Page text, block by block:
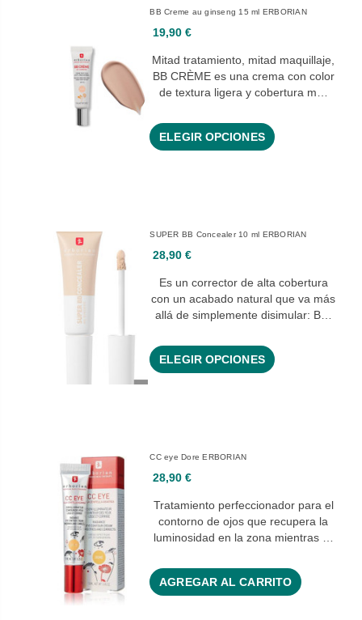
BB Creme au ginseng 15 ml ERBORIAN
19,90 €
Mitad tratamiento, mitad maquillaje,
BB CRÈME es una crema con color
de textura ligera y cobertura m…
ELEGIR OPCIONES
SUPER BB Concealer 10 ml ERBORIAN
28,90 €
Es un corrector de alta cobertura
con un acabado natural que va más
allá de simplemente disimular: B…
ELEGIR OPCIONES
CC eye Dore ERBORIAN
28,90 €
Tratamiento perfeccionador para el
contorno de ojos que recupera la
luminosidad en la zona mientras …
AGREGAR AL CARRITO